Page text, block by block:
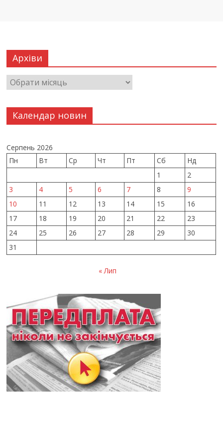
Архіви
Календар новин
Серпень 2026
Пн
Вт Ср Чт Пт Сб
Нд
1
2
3
4 5 6 7 8
9
10
11 12 13 14 15
16
17
18 19 20 21 22
23
24
25 26 27 28 29
30
31
« Лип